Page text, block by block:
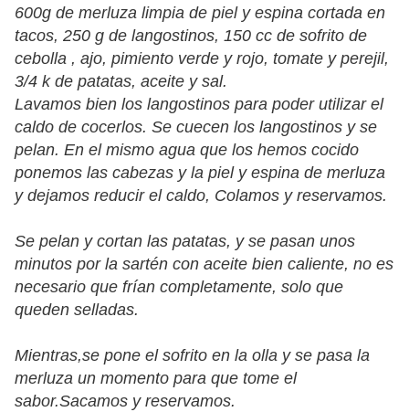
600g de merluza limpia de piel y espina cortada en
tacos, 250 g de langostinos, 150 cc de sofrito de
cebolla , ajo, pimiento verde y rojo, tomate y perejil,
3/4 k de patatas, aceite y sal.
Lavamos bien los langostinos para poder utilizar el
caldo de cocerlos. Se cuecen los langostinos y se
pelan. En el mismo agua que los hemos cocido
ponemos las cabezas y la piel y espina de merluza
y dejamos reducir el caldo, Colamos y reservamos.
Se pelan y cortan las patatas, y se pasan unos
minutos por la sartén con aceite bien caliente, no es
necesario que frían completamente, solo que
queden selladas.
Mientras,se pone el sofrito en la olla y se pasa la
merluza un momento para que tome el
sabor.Sacamos y reservamos.